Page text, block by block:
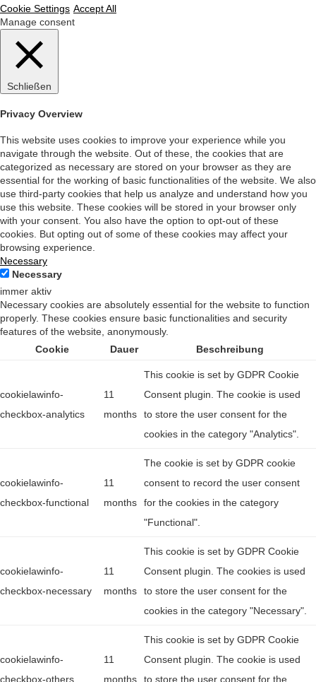
Cookie Settings Accept All
Manage consent
Schließen
Privacy Overview
This website uses cookies to improve your experience while you
navigate through the website. Out of these, the cookies that are
categorized as necessary are stored on your browser as they are
essential for the working of basic functionalities of the website. We also
use third-party cookies that help us analyze and understand how you
use this website. These cookies will be stored in your browser only
with your consent. You also have the option to opt-out of these
cookies. But opting out of some of these cookies may affect your
browsing experience.
Necessary
Necessary
immer aktiv
Necessary cookies are absolutely essential for the website to function
properly. These cookies ensure basic functionalities and security
features of the website, anonymously.
Cookie
Dauer Beschreibung
cookielawinfo-
checkbox-analytics
11
months
This cookie is set by GDPR Cookie
Consent plugin. The cookie is used
to store the user consent for the
cookies in the category "Analytics".
cookielawinfo-
checkbox-functional
11
months
The cookie is set by GDPR cookie
consent to record the user consent
for the cookies in the category
"Functional".
cookielawinfo-
checkbox-necessary
11
months
This cookie is set by GDPR Cookie
Consent plugin. The cookies is used
to store the user consent for the
cookies in the category "Necessary".
cookielawinfo-
checkbox-others
11
months
This cookie is set by GDPR Cookie
Consent plugin. The cookie is used
to store the user consent for the